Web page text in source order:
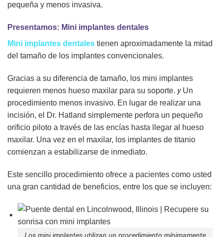
pequeña y menos invasiva.
Presentamos: Mini implantes dentales
Mini implantes dentales tienen aproximadamente la mitad
del tamaño de los implantes convencionales.
Gracias a su diferencia de tamaño, los mini implantes
requieren menos hueso maxilar para su soporte. yUn
procedimiento menos invasivo. En lugar de realizar una
incisión, el Dr. Hatland simplemente perfora un pequeño
orificio piloto a través de las encías hasta llegar al hueso
maxilar. Una vez en el maxilar, los implantes de titanio
comienzan a estabilizarse de inmediato.
Este sencillo procedimiento ofrece a pacientes como usted
una gran cantidad de beneficios, entre los que se incluyen: